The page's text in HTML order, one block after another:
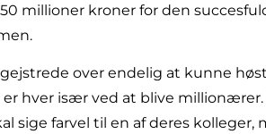
millioner kroner for den
over endelig at kunne
hver især ved at blive millionærer.
sige farvel til en af deres kolleger,